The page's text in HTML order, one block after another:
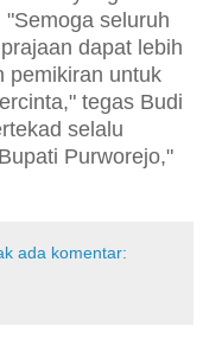
"Semoga seluruh
dapat lebih
pemikiran untuk
tegas Budi
selalu
Purworejo,"
ada komentar: